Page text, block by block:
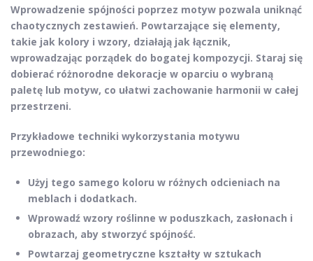
Wprowadzenie spójności poprzez motyw pozwala uniknąć
chaotycznych zestawień. Powtarzające się elementy,
takie jak kolory i wzory, działają jak łącznik,
wprowadzając porządek do bogatej kompozycji. Staraj się
dobierać różnorodne dekoracje w oparciu o wybraną
paletę lub motyw, co ułatwi zachowanie harmonii w całej
przestrzeni.
Przykładowe techniki wykorzystania motywu
przewodniego:
Użyj tego samego koloru w różnych odcieniach na
meblach i dodatkach.
Wprowadź wzory roślinne w poduszkach, zasłonach i
obrazach, aby stworzyć spójność.
Powtarzaj geometryczne kształty w sztukach